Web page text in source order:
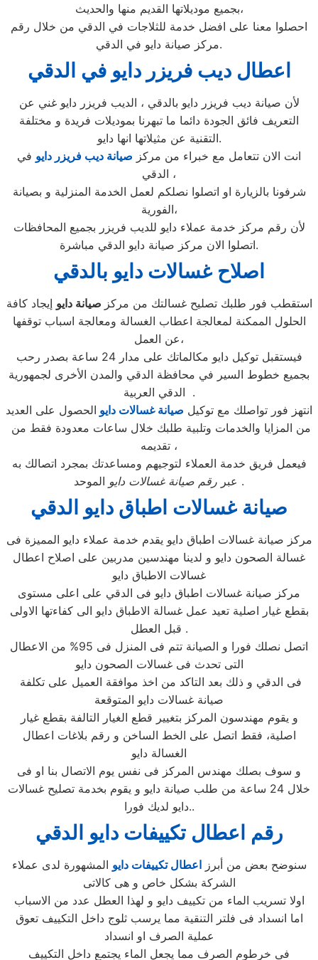
بجميع موديلاتها القديم منها والحديث،
احصلوا معنا على افضل خدمة للثلاجات في الدقي من خلال رقم
مركز صيانة دايو في الدقي.
اعطال ديب فريزر دايو في الدقي
لأن صيانة ديب فريزر دايو بالدقي ، الديب فريزر دايو غني عن
التعريف فائق الجودة دائما ما تبهرنا بموديلات فريدة و مختلفة
التقنية عن مثيلاتها انها دايو.
انت الان تتعامل مع خبراء من مركز صيانة ديب فريزر دايو في
الدقي ،
شرفونا بالزيارة او اتصلوا نصلكم لعمل الخدمة المنزلية و بصيانة
الفورية،
لأن رقم مركز خدمة عملاء دايو للديب فريزر بجميع المحافظات
اتصلوا الان مركز صيانة دايو الدقي مباشرة.
اصلاح غسالات دايو بالدقي
استقطب فور طلبك تصليح غسالتك من مركز صيانة دايو إيجاد كافة
الحلول الممكنة لمعالجة اعطاب الغسالة ومعالجة اسباب توقفها
عن العمل،
فيستقبل توكيل دايو مكالماتك على مدار 24 ساعة بصدر رحب
بجميع خطوط السير في محافظة الدقي والمدن الأخرى لجمهورية
الدقي العربية .
انتهز فور تواصلك مع توكيل صيانة غسالات دايو الحصول على العديد
تقديمه ،
فيعمل فريق خدمة العملاء لتوجيهم ومساعدتك بمجرد اتصالك به
عبر رقم صيانة غسالات دايو الموحد .
صيانة غسالات اطباق دايو الدقي
مركز صيانة غسالات اطباق دايو يقدم خدمة عملاء دايو المميزة فى
غسالة الصحون دايو و لدينا مهندسين مدربين على اصلاح اعطال
غسالات الاطباق دايو
مركز صيانة غسالات اطباق دايو فى الدقي على اعلى مستوى
بقطع غيار اصلية تعيد عمل غسالة الاطباق دايو الى كفاءتها الاولى
قبل العطل .
اتصل نصلك فورا و الصيانة تتم فى المنزل فى 95% من الاعطال
التى تحدث فى غسالات الصحون دايو
صيانة غسالات دايو المتوقعة
و يقوم مهندسون المركز بتغيير قطع الغيار التالفة بقطع غيار
اصلية، فقط اتصل على الخط الساخن و رقم بلاغات اعطال
الغسالة دايو
و سوف بصلك مهندس المركز فى نفس يوم الاتصال بنا او فى
خلال 24 ساعة من طلب صيانة دايو و يقوم بخدمة تصليح غسالات
دايو لديك فورا..
رقم اعطال تكييفات دايو الدقي
سنوضح بعض من أبرزاعطال تكييفات دايو المشهورة لدى عملاء
الشركة بشكل خاص و هى كالاتى
اولا تسريب الماء من تكييف دايو و لهذا العطل عدد من الاسباب
اما انسداد فى فلتر التنقية مما يرسب ثلوج داخل التكييف تعوق
عملية الصرف او انسداد
فى خرطوم الصرف مما يجعل الماء يجتمع داخل التكييف